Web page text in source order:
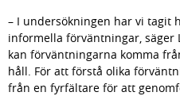
– I undersökningen har vi tagit
informella förväntningar, säger
kan förväntningarna komma
håll. För att förstå olika
från en fyrfältare för att